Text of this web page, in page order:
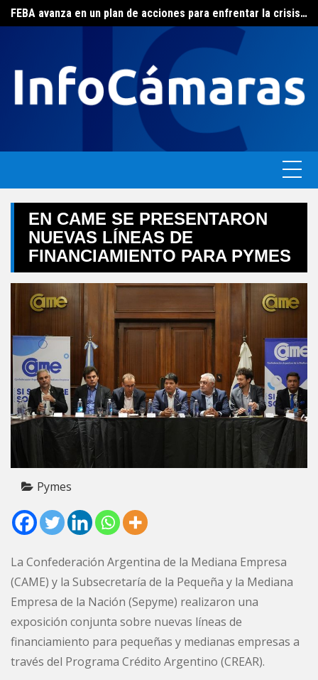
Skip
to
FEBA avanza en un plan de acciones para enfrentar la crisis de las pymes bonaerenses
El ERAS continúa con el beneficio de la tarifa social del agua
EN CAME SE PRESENTARON
NUEVAS LÍNEAS DE
FINANCIAMIENTO PARA PYMES
Pymes
La Confederación Argentina de la Mediana Empresa
(CAME) y la Subsecretaría de la Pequeña y la Mediana
Empresa de la Nación (Sepyme) realizaron una
exposición conjunta sobre nuevas líneas de
financiamiento para pequeñas y medianas empresas a
través del Programa Crédito Argentino (CREAR).